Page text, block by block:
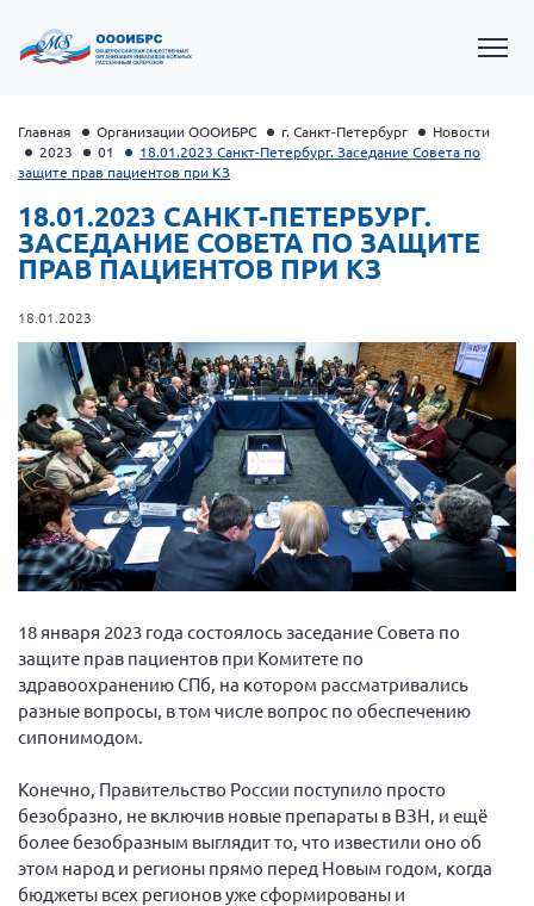
Президент Власов Я.В.
Первый вице-президент Кичигина Н. Ф.
Генеральный директор Матвиевская О.В.
Вице-президент Зрячева Н.В.
Вице-президент Шишлянников Ф.В.
Информационная служба
Отдел международных отношений
Вице-президент Черненко Д.Е.
Вице-президент Валюх М.В.
Вице-президент Чернова А.В.
Вице-президент Цикорин И.В.
Вице-президент Груба Л.В.
Главный бухгалтер Жаворонкова Г.М.
Конференция ОООИБРС 2026
Главная Организации ОООИБРС г. Санкт-Петербург
Новости
2023
01
18.01.2023 Санкт-Петербург. Заседание Совета по
защите прав пациентов при КЗ
18.01.2023 САНКТ-ПЕТЕРБУРГ.
ЗАСЕДАНИЕ СОВЕТА ПО ЗАЩИТЕ
ПРАВ ПАЦИЕНТОВ ПРИ КЗ
18.01.2023
18 января 2023 года состоялось заседание Совета по
защите прав пациентов при Комитете по
здравоохранению СПб, на котором рассматривались
разные вопросы, в том числе вопрос по обеспечению
сипонимодом.
Конечно, Правительство России поступило просто
безобразно, не включив новые препараты в ВЗН, и ещё
более безобразным выглядит то, что известили оно об
этом народ и регионы прямо перед Новым годом, когда
бюджеты всех регионов уже сформированы и